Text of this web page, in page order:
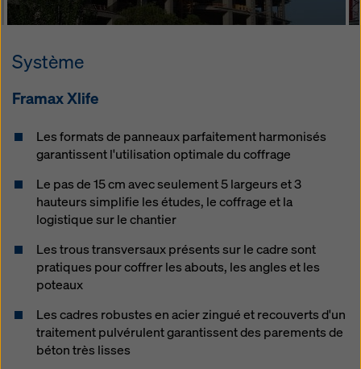
Système
Framax Xlife
Les formats de panneaux parfaitement harmonisés
garantissent l'utilisation optimale du coffrage
Le pas de 15 cm avec seulement 5 largeurs et 3
hauteurs simplifie les études, le coffrage et la
logistique sur le chantier
Les trous transversaux présents sur le cadre sont
pratiques pour coffrer les abouts, les angles et les
poteaux
Les cadres robustes en acier zingué et recouverts d'un
traitement pulvérulent garantissent des parements de
béton très lisses